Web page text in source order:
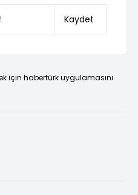
Kaydet
için habertürk uygulamasını